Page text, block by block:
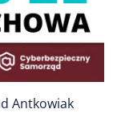
Antkowiak